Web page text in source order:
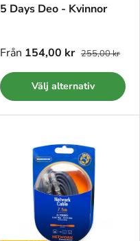
5 Days Deo - Kvinnor
Från 154,00 kr 255,00 kr
Välj alternativ